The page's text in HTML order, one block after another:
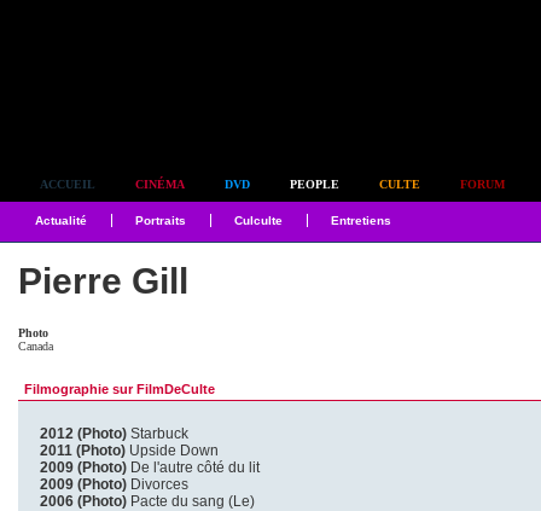
ACCUEIL CINÉMA DVD PEOPLE CULTE FORUM
Actualité Portraits Culculte Entretiens
Pierre Gill
Photo
Canada
Filmographie sur FilmDeCulte
2012 (Photo) Starbuck
2011 (Photo) Upside Down
2009 (Photo) De l'autre côté du lit
2009 (Photo) Divorces
2006 (Photo) Pacte du sang (Le)